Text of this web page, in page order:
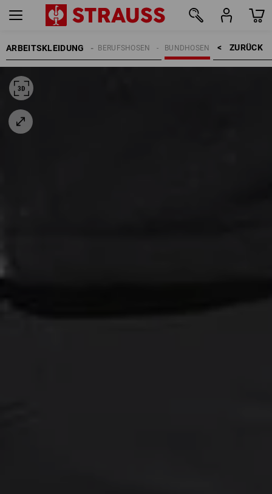
ARBEITSKLEIDUNG ZURÜCK    >
BUNDHOSEN
BERUFSHOSEN
ARBEITSHOSEN